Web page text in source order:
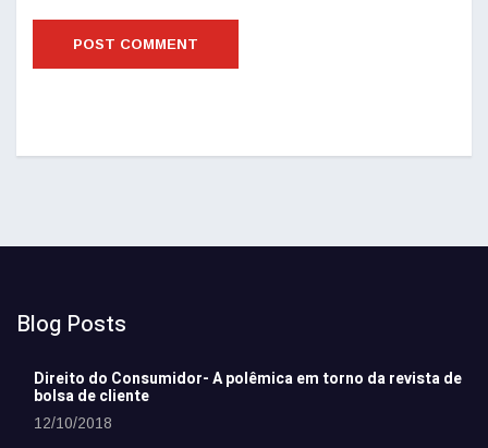
Blog Posts
Direito do Consumidor- A polêmica em torno da revista de
bolsa de cliente
12/10/2018